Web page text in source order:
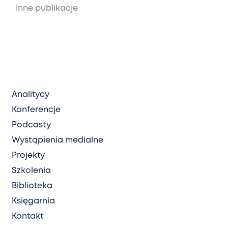
Inne publikacje
Analitycy
Konferencje
Podcasty
Wystąpienia medialne
Projekty
Szkolenia
Biblioteka
Księgarnia
Kontakt